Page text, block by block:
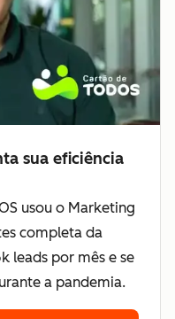
sua eficiência
usou o Marketing
completa da
leads por mês e se
a pandemia.